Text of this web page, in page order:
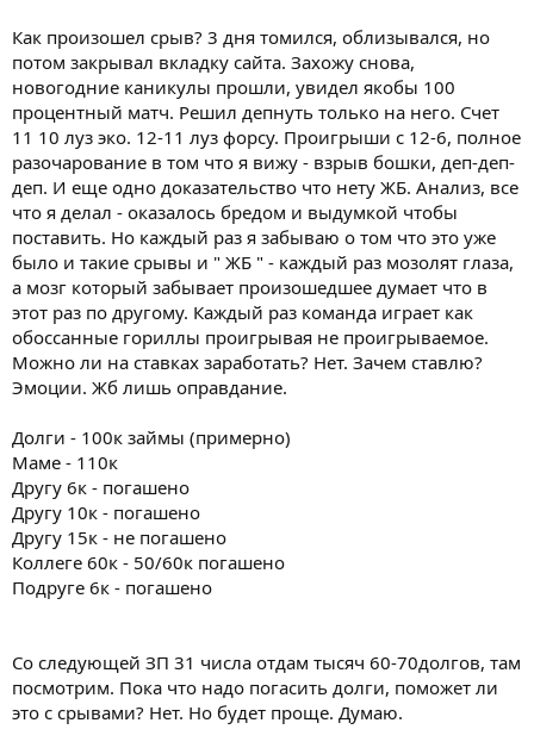
Как произошел срыв? 3 дня томился, облизывался, но
потом закрывал вкладку сайта. Захожу снова,
новогодние каникулы прошли, увидел якобы 100
процентный матч. Решил депнуть только на него. Счет
11 10 луз эко. 12-11 луз форсу. Проигрыши с 12-6, полное
разочарование в том что я вижу - взрыв бошки, деп-деп-
деп. И еще одно доказательство что нету ЖБ. Анализ, все
что я делал - оказалось бредом и выдумкой чтобы
поставить. Но каждый раз я забываю о том что это уже
было и такие срывы и " ЖБ " - каждый раз мозолят глаза,
а мозг который забывает произошедшее думает что в
этот раз по другому. Каждый раз команда играет как
обоссанные гориллы проигрывая не проигрываемое.
Можно ли на ставках заработать? Нет. Зачем ставлю?
Эмоции. Жб лишь оправдание.
Долги - 100к займы (примерно)
Маме - 110к
Другу 6к - погашено
Другу 10к - погашено
Другу 15к - не погашено
Коллеге 60к - 50/60к погашено
Подруге 6к - погашено
Со следующей ЗП 31 числа отдам тысяч 60-70долгов, там
посмотрим. Пока что надо погасить долги, поможет ли
это с срывами? Нет. Но будет проще. Думаю.